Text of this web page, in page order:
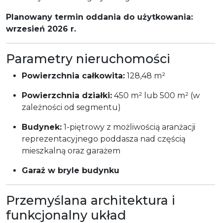
Planowany termin oddania do użytkowania:
wrzesień 2026 r.
Parametry nieruchomości
Powierzchnia całkowita: 128,48 m²
Powierzchnia działki: 450 m² lub 500 m² (w
zależności od segmentu)
Budynek: 1-piętrowy z możliwością aranżacji
reprezentacyjnego poddasza nad częścią
mieszkalną oraz garażem
Garaż w bryle budynku
Przemyślana architektura i
funkcjonalny układ